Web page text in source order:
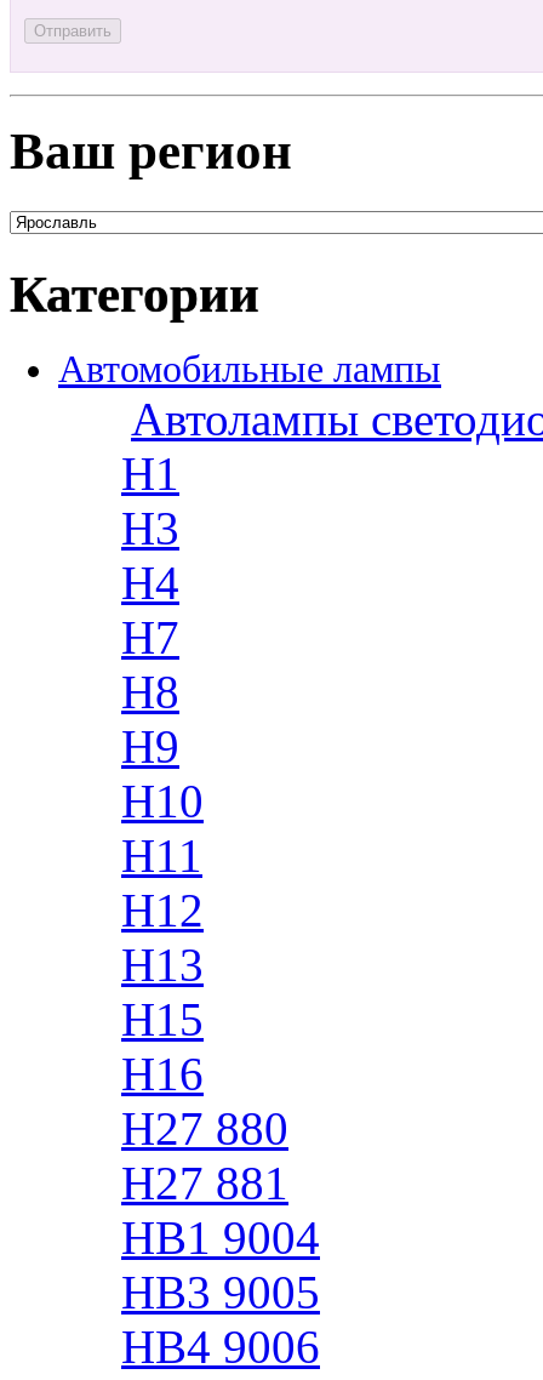
Ваш регион
Категории
Автомобильные лампы
Автолампы
H1
H3
H4
H7
H8
H9
H10
H11
H12
H13
H15
H16
H27 880
H27 881
HB1 9004
HB3 9005
HB4 9006